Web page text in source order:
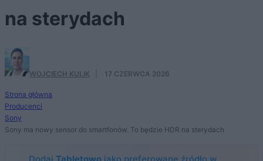
na sterydach
WOJCIECH KULIK 17 CZERWCA 2026
Strona główna
Producenci
Sony
Sony ma nowy sensor do smartfonów. To będzie HDR na sterydach